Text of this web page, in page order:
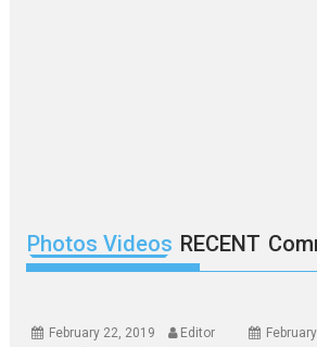
Photos Videos RECENT
February 22, 2019 Editor